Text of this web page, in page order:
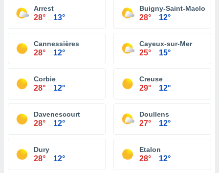
Arrest
28° 13°
Buigny-Saint-Maclou
28° 12°
Cannessières
28° 12°
Cayeux-sur-Mer
25° 15°
Corbie
28° 12°
Creuse
29° 12°
Davenescourt
28° 12°
Doullens
27° 12°
Dury
28° 12°
Etalon
28° 12°